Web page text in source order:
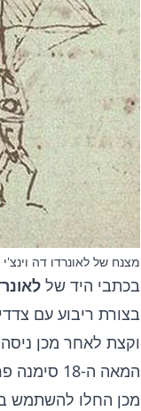
מצנח של לאונרדו דה וינצ'י
בכתבי היד של
בצורת ריבוע עם צדדים באורך 12 אַמות. מאתיים שנה
וקצת לאחר מכן
המאה ה-18 סימנה פריצת דרך עם